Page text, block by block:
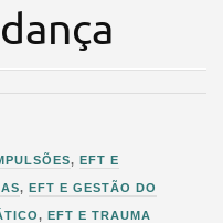
, EFT E
, EFT E GESTÃO DO
, EFT E TRAUMA